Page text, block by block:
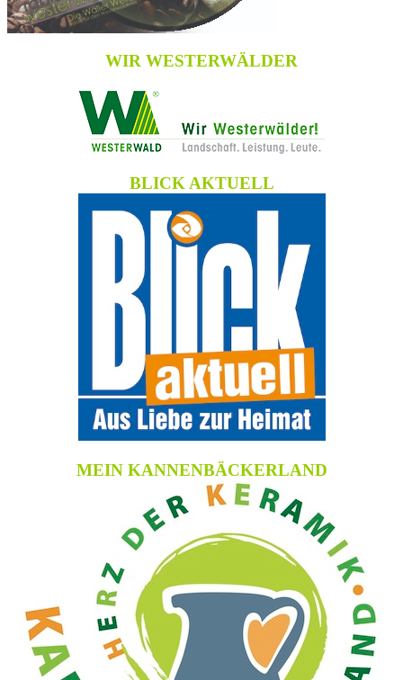
WIR WESTERWÄLDER
BLICK AKTUELL
MEIN KANNENBÄCKERLAND